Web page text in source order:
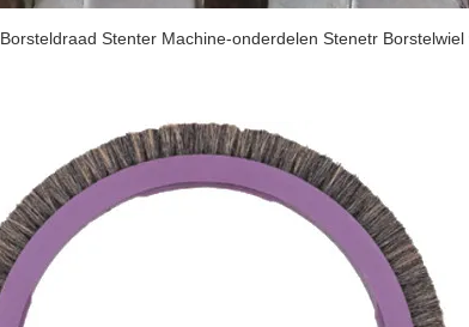
Borsteldraad Stenter Machine-onderdelen Stenetr